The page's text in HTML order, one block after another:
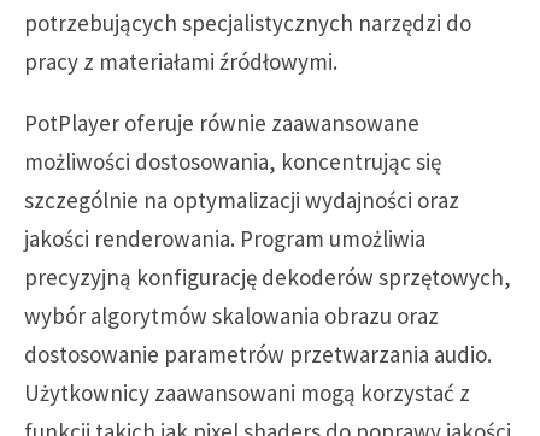
potrzebujących specjalistycznych narzędzi do
pracy z materiałami źródłowymi.
PotPlayer oferuje równie zaawansowane
możliwości dostosowania, koncentrując się
szczególnie na optymalizacji wydajności oraz
jakości renderowania. Program umożliwia
precyzyjną konfigurację dekoderów sprzętowych,
wybór algorytmów skalowania obrazu oraz
dostosowanie parametrów przetwarzania audio.
Użytkownicy zaawansowani mogą korzystać z